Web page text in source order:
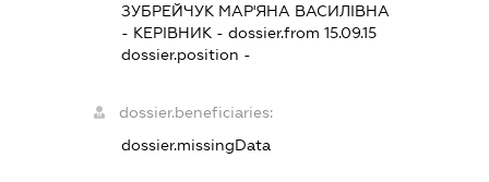
ЗУБРЕЙЧУК МАР'ЯНА ВАСИЛІВНА
- КЕРІВНИК - dossier.from 15.09.15
dossier.position -
dossier.beneficiaries:
dossier.missingData